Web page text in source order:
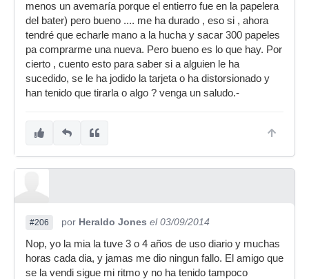
menos un avemaría porque el entierro fue en la papelera
del bater) pero bueno .... me ha durado , eso si , ahora
tendré que echarle mano a la hucha y sacar 300 papeles
pa comprarme una nueva. Pero bueno es lo que hay. Por
cierto , cuento esto para saber si a alguien le ha
sucedido, se le ha jodido la tarjeta o ha distorsionado y
han tenido que tirarla o algo ? venga un saludo.-
#206 por Heraldo Jones el 03/09/2014
Nop, yo la mia la tuve 3 o 4 años de uso diario y muchas
horas cada dia, y jamas me dio ningun fallo. El amigo que
se la vendi sigue mi ritmo y no ha tenido tampoco